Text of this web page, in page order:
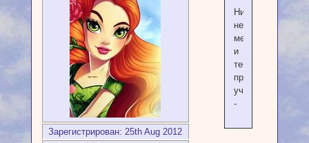
Зарегистрирован: 25th Aug 2012
Ничто
не
мешает
и
тебе
принять
участие
-